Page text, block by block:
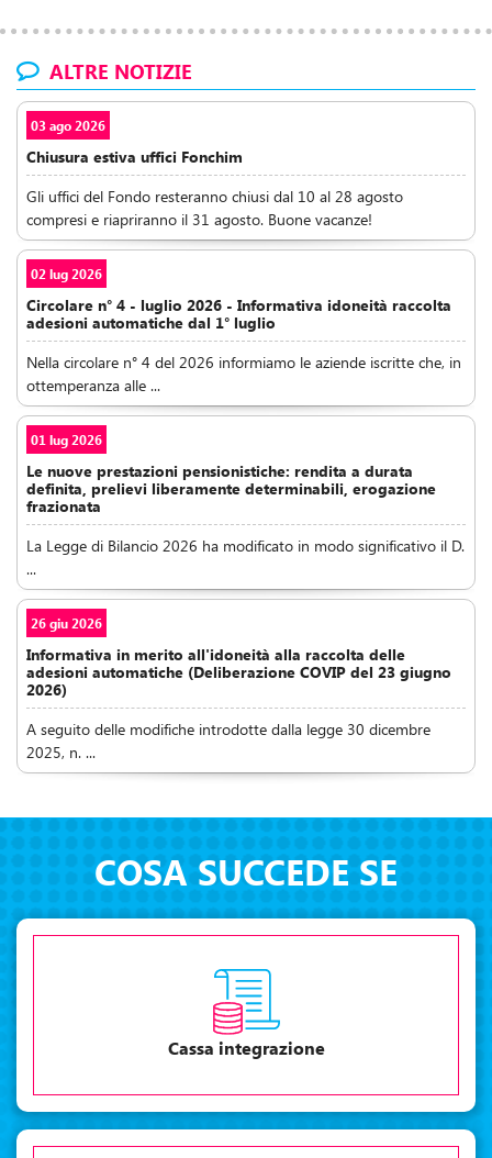
ALTRE NOTIZIE
03 ago 2026
Chiusura estiva uffici Fonchim
Gli uffici del Fondo resteranno chiusi dal 10 al 28 agosto
compresi e riapriranno il 31 agosto. Buone vacanze!
02 lug 2026
Circolare n° 4 - luglio 2026 - Informativa idoneità raccolta
adesioni automatiche dal 1° luglio
Nella circolare n° 4 del 2026 informiamo le aziende iscritte che, in
ottemperanza alle ...
01 lug 2026
Le nuove prestazioni pensionistiche: rendita a durata
definita, prelievi liberamente determinabili, erogazione
frazionata
La Legge di Bilancio 2026 ha modificato in modo significativo il D.
...
26 giu 2026
Informativa in merito all'idoneità alla raccolta delle
adesioni automatiche (Deliberazione COVIP del 23 giugno
2026)
A seguito delle modifiche introdotte dalla legge 30 dicembre
2025, n. ...
COSA SUCCEDE SE
Cassa integrazione